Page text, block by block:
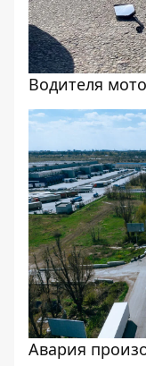
Водителя
Авария